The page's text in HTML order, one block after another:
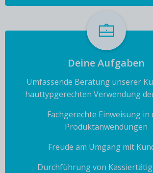
Deine Aufgaben
Umfassende Beratung unserer
hauttypgerechten Verwendung
Fachgerechte Einweisung in
Produktanwendungen
Freude am Umgang mit
Durchführung von